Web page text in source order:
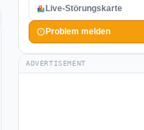
Live-Störungskarte
Problem melden
ADVERTISEMENT